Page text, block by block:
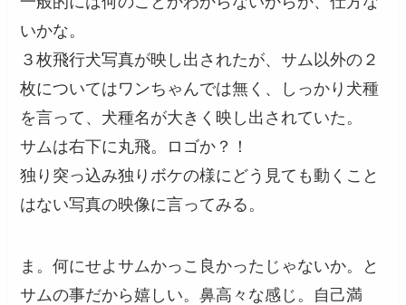
いかな。
３枚飛行犬写真が映し出されたが、サム以外の２
枚についてはワンちゃんでは無く、しっかり犬種
を言って、犬種名が大きく映し出されていた。
サムは右下に丸飛。ロゴか？！
独り突っ込み独りボケの様にどう見ても動くこと
はない写真の映像に言ってみる。
ま。何にせよサムかっこ良かったじゃないか。と
サムの事だから嬉しい。鼻高々な感じ。自己満